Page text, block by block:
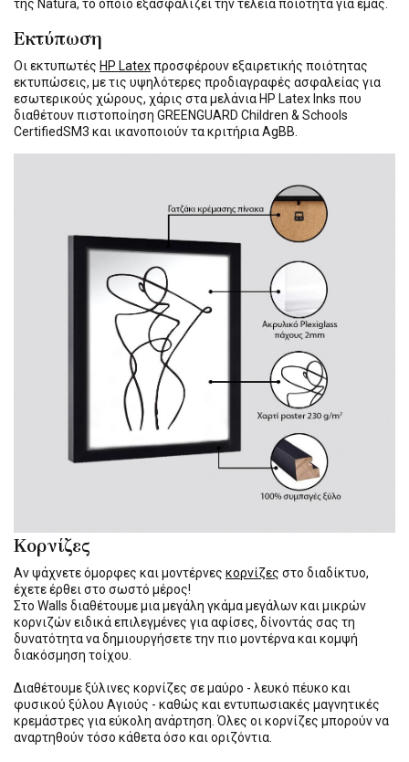
της Natura, το οποίο εξασφαλίζει την τέλεια ποιότητα για εμάς.
Εκτύπωση
Οι εκτυπωτές HP Latexπροσφέρουν εξαιρετικής ποιότητας
εκτυπώσεις, με τις υψηλότερες προδιαγραφές ασφαλείας για
εσωτερικούς χώρους, χάρις στα μελάνια HP Latex Inks που
διαθέτουν πιστοποίηση GREENGUARD Children & Schools
CertifiedSM3 και ικανοποιούν τα κριτήρια AgBB.
Κορνίζες
Αν ψάχνετε όμορφες και μοντέρνες κορνίζες στο διαδίκτυο,
έχετε έρθει στο σωστό μέρος!
Στο Walls διαθέτουμε μια μεγάλη γκάμα μεγάλων και μικρών
κορνιζών ειδικά επιλεγμένες για αφίσες, δίνοντάς σας τη
δυνατότητα να δημιουργήσετε την πιο μοντέρνα και κομψή
διακόσμηση τοίχου.
Διαθέτουμε ξύλινες κορνίζες σε μαύρο - λευκό πέυκο και
φυσικού ξύλου Αγιούς - καθώς και εντυπωσιακές μαγνητικές
κρεμάστρες για εύκολη ανάρτηση. Όλες οι κορνίζες μπορούν να
αναρτηθούν τόσο κάθετα όσο και οριζόντια.